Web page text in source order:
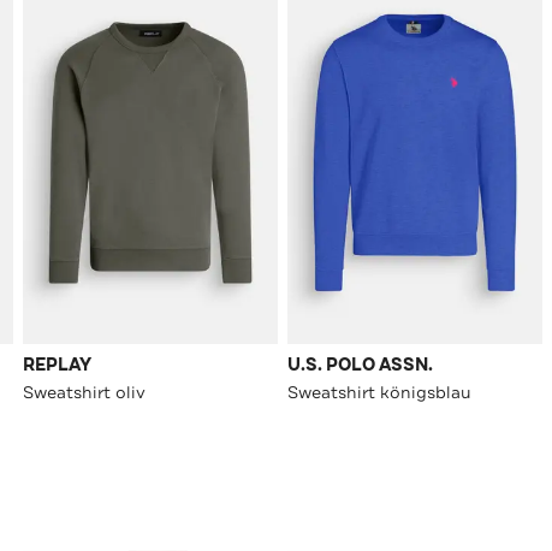
REPLAY
Sweatshirt oliv
U.S. POLO ASSN.
Sweatshirt königsblau